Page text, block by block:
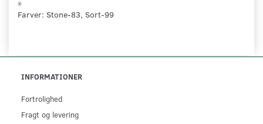
®
Farver: Stone-83, Sort-99
INFORMATIONER
Fortrolighed
Fragt og levering